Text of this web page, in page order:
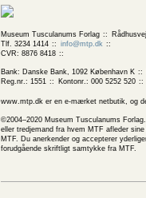
Museum Tusculanums Forlag
Tlf. 3234 1414
info@mtp.dk
CVR: 8876 8418
Bank: Danske Bank, 1092 København K
Reg.nr.: 1551
Kontonr.: 000 5252 520
www.mtp.dk er en e-mærket netbutik, og
©2004–2020 Museum Tusculanums
eller tredjemand fra hvem MTF afleder
MTF. Du anerkender og accepterer
forudgående skriftligt samtykke fra MTF.